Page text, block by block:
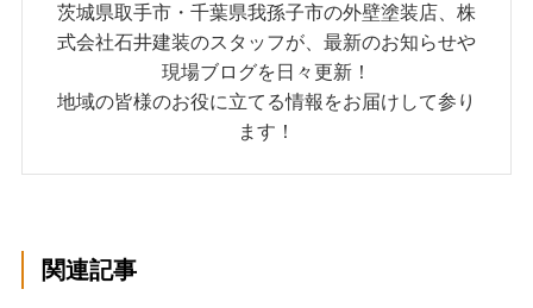
茨城県取手市・千葉県我孫子市の外壁塗装店、株
式会社石井建装のスタッフが、最新のお知らせや
現場ブログを日々更新！
地域の皆様のお役に立てる情報をお届けして参り
ます！
関連記事